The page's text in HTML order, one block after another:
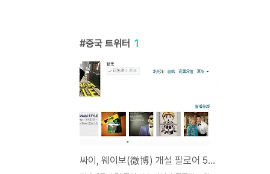
중국 트위터 1
싸이, 웨이보(微博) 개설 팔로어 50만 돌파